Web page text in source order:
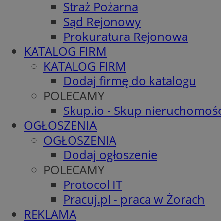
Straż Pożarna
Sąd Rejonowy
Prokuratura Rejonowa
KATALOG FIRM
KATALOG FIRM
Dodaj firmę do katalogu
POLECAMY
Skup.io - Skup
OGŁOSZENIA
OGŁOSZENIA
Dodaj ogłoszenie
POLECAMY
Protocol IT
Pracuj.pl - praca w Żorach
REKLAMA